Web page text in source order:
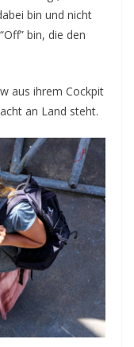
bin und nicht
bin, die den
aus ihrem Cockpit
an Land steht.